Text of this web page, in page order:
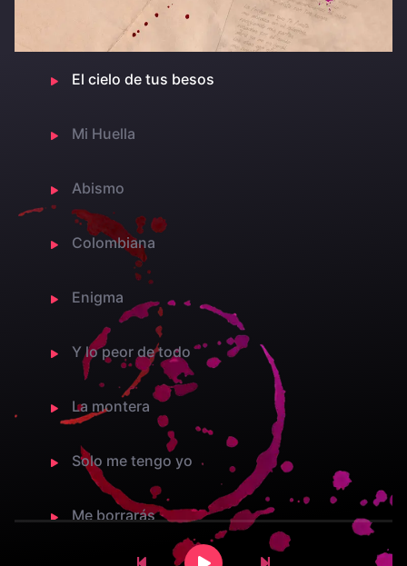
El cielo de tus besos
Mi Huella
Abismo
Colombiana
Enigma
Y lo peor de todo
La montera
Solo me tengo yo
Me borrarás
Previous Song
Play
Pause